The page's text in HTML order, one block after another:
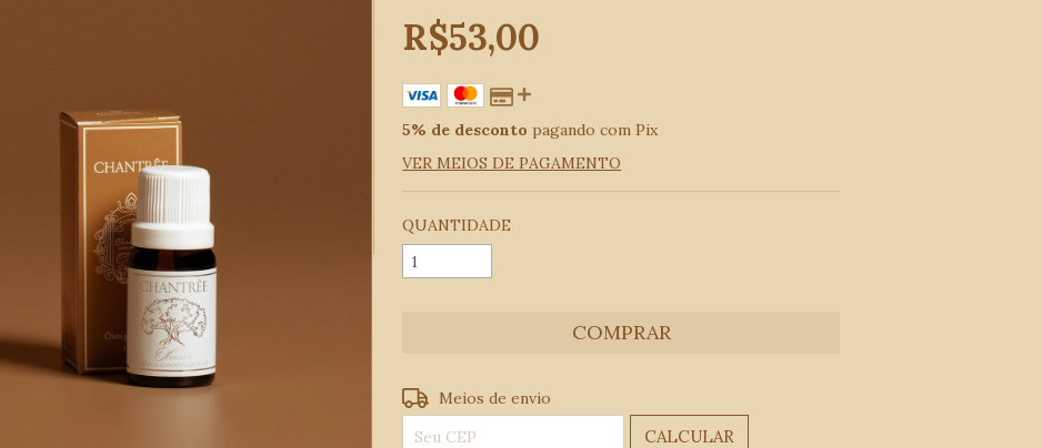
R$53,00
5% de desconto pagando com Pix
VER MEIOS DE PAGAMENTO
QUANTIDADE
Entregas para o CEP:
Meios de envio
CALCULAR